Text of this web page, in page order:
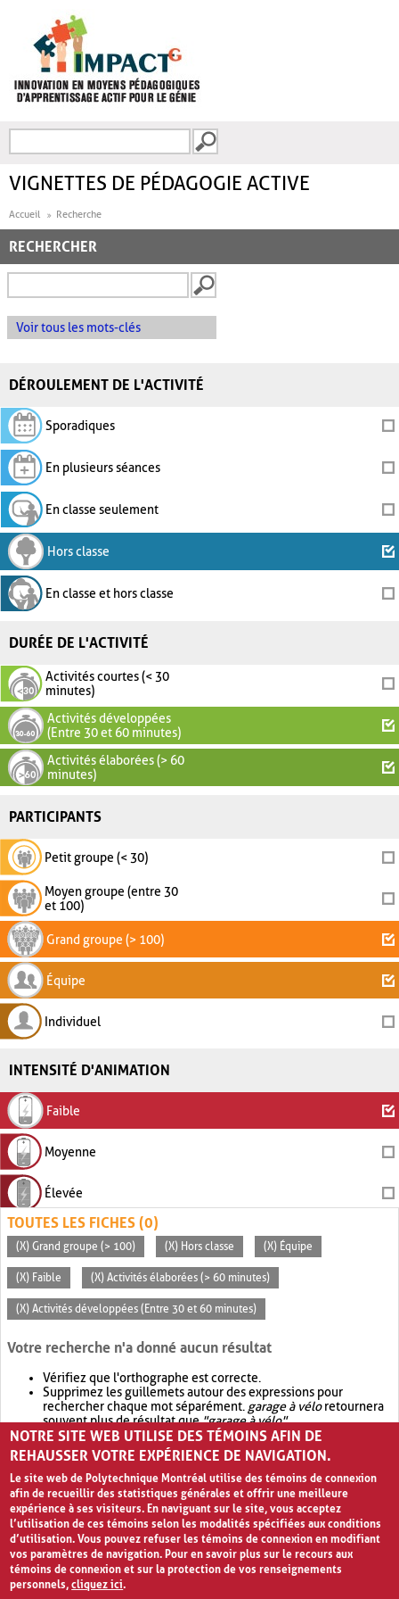
FORMULAIRE DE
VIGNETTES DE PÉDAGOGIE ACTIVE
Accueil Recherche
RECHERCHER
Voir tous les mots-clés
DÉROULEMENT DE L'ACTIVITÉ
Sporadiques
En plusieurs séances
En classe seulement
Hors classe
En classe et hors classe
DURÉE DE L'ACTIVITÉ
Activités courtes (< 30
minutes)
Activités développées
(Entre 30 et 60 minutes)
Activités élaborées (> 60
minutes)
PARTICIPANTS
Petit groupe (< 30)
Moyen groupe (entre 30
et 100)
Grand groupe (> 100)
Équipe
Individuel
INTENSITÉ D'ANIMATION
Faible
Moyenne
Élevée
TOUTES LES FICHES (0)
(X) Grand groupe (> 100) (X) Hors classe (X) Équipe
(X) Faible (X) Activités élaborées (> 60 minutes)
(X) Activités développées (Entre 30 et 60 minutes)
Votre recherche n'a donné aucun résultat
Vérifiez que l'orthographe est correcte.
Supprimez les guillemets autour des expressions pour
rechercher chaque mot séparément. garage à véloretournera
souvent plus de résultat que"garage à vélo".
Envisagez d'élargir votre recherche avec OR.garage OR vélo
retournera souvent plus de résultat quegarage à vélo
NOTRE SITE WEB UTILISE DES TÉMOINS AFIN DE
REHAUSSER VOTRE EXPÉRIENCE DE NAVIGATION.
Le site web de Polytechnique Montréal utilise des témoins de connexion
afin de recueillir des statistiques générales et offrir une meilleure
expérience à ses visiteurs. En naviguant sur le site, vous acceptez
l’utilisation de ces témoins selon les modalités spécifiées aux conditions
d’utilisation. Vous pouvez refuser les témoins de connexion en modifiant
vos paramètres de navigation. Pour en savoir plus sur le recours aux
témoins de connexion et sur la protection de vos renseignements
personnels,cliquez ici.